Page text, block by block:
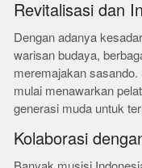
Revitalisasi dan
Dengan adanya
warisan budaya,
meremajakan
mulai menawarkan
generasi muda untuk
Kolaborasi